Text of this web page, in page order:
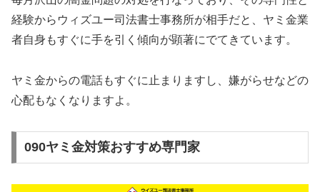
経験からウィズユー司法書士事務所が相手だと、ヤミ金業
者自身もすぐに手を引く傾向が顕著にでてきています。
ヤミ金からの電話もすぐに止まりますし、嫌がらせなどの
心配もなくなりますよ。
090ヤミ金対策おすすめ専門家